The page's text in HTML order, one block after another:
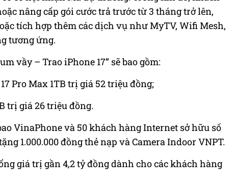
nâng cấp gói cước trả trước từ 3 tháng trở lên,
tích hợp thêm các dịch vụ như MyTV, Wifi Mesh,
tương ứng.
vầy – Trao iPhone 17” sẽ bao gồm:
Pro Max 1TB trị giá 52 triệu đồng;
trị giá 26 triệu đồng.
VinaPhone và 50 khách hàng Internet sở hữu số
1.000.000 đồng thẻ nạp và Camera Indoor VNPT.
giá trị gần 4,2 tỷ đồng dành cho các khách hàng